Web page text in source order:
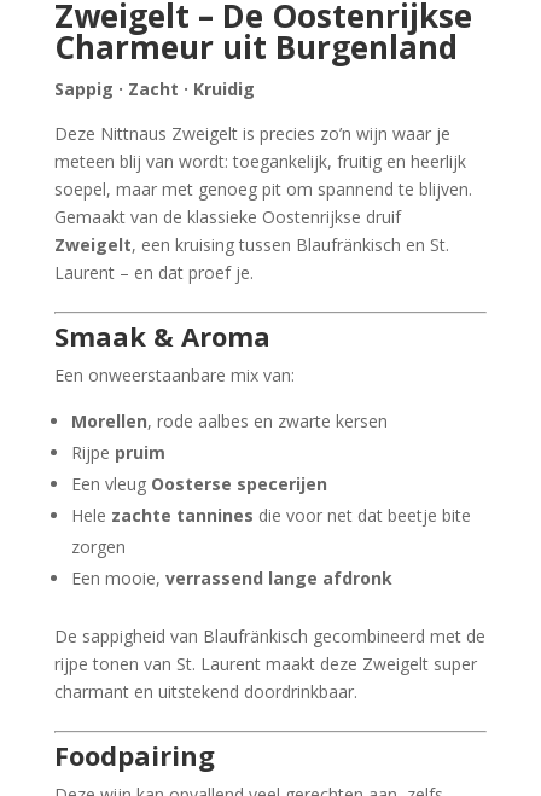
Zweigelt – De Oostenrijkse
Charmeur uit Burgenland
Sappig · Zacht · Kruidig
Deze Nittnaus Zweigelt is precies zo’n wijn waar je
meteen blij van wordt: toegankelijk, fruitig en heerlijk
soepel, maar met genoeg pit om spannend te blijven.
Gemaakt van de klassieke Oostenrijkse druif
Zweigelt, een kruising tussen Blaufränkisch en St.
Laurent – en dat proef je.
Smaak & Aroma
Een onweerstaanbare mix van:
Morellen, rode aalbes en zwarte kersen
Rijpe pruim
Een vleug Oosterse specerijen
Hele zachte tannines die voor net dat beetje bite
zorgen
Een mooie, verrassend lange afdronk
De sappigheid van Blaufränkisch gecombineerd met de
rijpe tonen van St. Laurent maakt deze Zweigelt super
charmant en uitstekend doordrinkbaar.
Foodpairing